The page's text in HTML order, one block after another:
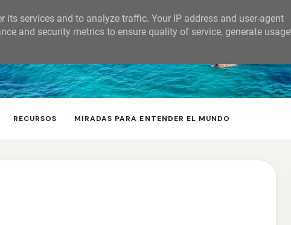
RECURSOS MIRADAS PARA ENTENDER EL MUNDO
services and to analyze traffic. Your IP address and user-agent
and security metrics to ensure quality of service, generate usage